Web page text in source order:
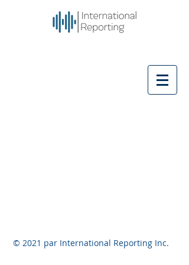
© 2021 par International Reporting Inc.